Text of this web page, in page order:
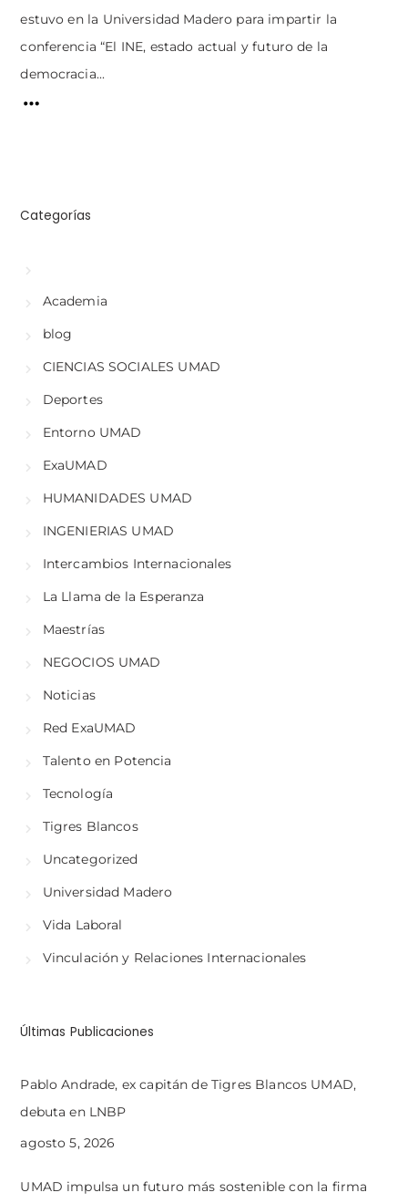
estuvo en la Universidad Madero para impartir la
conferencia “El INE, estado actual y futuro de la
democracia...
Categorías
Academia
blog
CIENCIAS SOCIALES UMAD
Deportes
Entorno UMAD
ExaUMAD
HUMANIDADES UMAD
INGENIERIAS UMAD
Intercambios Internacionales
La Llama de la Esperanza
Maestrías
NEGOCIOS UMAD
Noticias
Red ExaUMAD
Talento en Potencia
Tecnología
Tigres Blancos
Uncategorized
Universidad Madero
Vida Laboral
Vinculación y Relaciones Internacionales
Últimas Publicaciones
Pablo Andrade, ex capitán de Tigres Blancos UMAD,
debuta en LNBP
agosto 5, 2026
UMAD impulsa un futuro más sostenible con la firma